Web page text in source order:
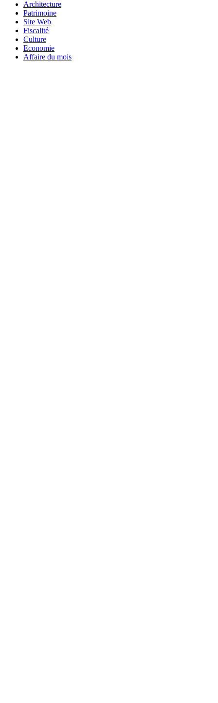
Architecture
Patrimoine
Site Web
Fiscalité
Culture
Economie
Affaire du mois